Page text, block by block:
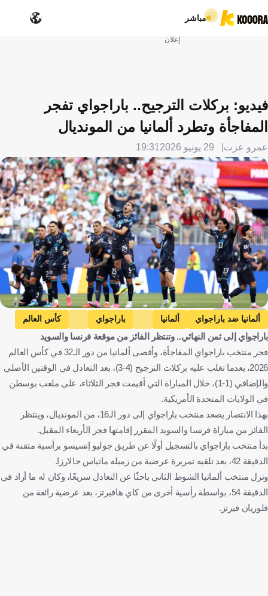
مباشر
إعلان
فيديو: بركلات الترجيح.. باراجواي تفجر
المفاجأة وتطرد ألمانيا من المونديال
عمرو عزت 29 يونيو 2026 19:31
Getty Images
ألمانيا ضد باراجواي ألمانيا باراجواي
كأس العالم
ألمانيا
باراغواي الولايات المتحدة كرة قدم
باراجواي إلى ثمن النهائي.. وتنتظر الفائز من موقعة فرنسا والسويد
فجر منتخب باراجواي المفاجأة، وأقصى ألمانيا من دور الـ32 في كأس العالم
2026، بعدما تغلب عليه بركلات الترجيح (4-3)، بعد التعادل في الوقتين الأصلي
والإضافي (1-1)، خلال المباراة التي أقيمت فجر الثلاثاء، على ملعب بوسطن
في الولايات المتحدة الأمريكية.
بهذا الانتصار يصعد منتخب باراجواي إلى دور الـ16، من المونديال، وينتظر
الفائز من مباراة فرنسا والسويد المقرر إقامتها فجر الأربعاء المقبل.
بدأ منتخب باراجواي بالتسجيل أولًا عن طريق جوليو إنسيسو برأسية متقنة في
الدقيقة 42، بعد تلقيه تمريرة عرضية من زميله ماتياس جالارزا.
ونزل منتخب ألمانيا الشوط الثاني باحثًا عن التعادل سريعًا، وكان له ما أراد في
الدقيقة 54، بواسطة رأسية أخرى من كاي هافيرتز، بعد عرضية رائعة من
فلوريان فيرتز.